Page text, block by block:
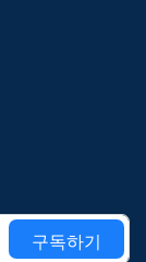
구독하기